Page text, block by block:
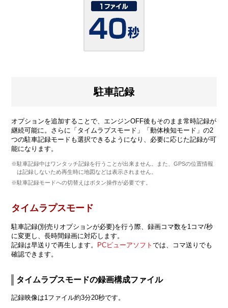
駐車記録
オプションを追加することで、エンジンOFF後もそのまま常時記録が
継続可能に。さらに「タイムラプスモード」「動体検知モード」の2
つの駐車記録モードも選択できるようになり、必要に応じた記録が可
能になります。
※駐車記録中はワンタッチ記録を行うことが出来ません。また、GPSの位置情報
は記録しないため再生時に地図などは表示されません。
※駐車記録モードへの切替えはボタン操作が必要です。
タイムラプスモード
駐車記録(別売りオプションが必要)を行う際、録画コマ数を1コマ/秒
に変更し、長時間録画に対応します。
記録は早送りで再生します。
PCビューアソフトでは、コマ送りでも
確認できます。
タイムラプスモードの録画構成ファイル
記録映像は1ファイル約3分20秒です。